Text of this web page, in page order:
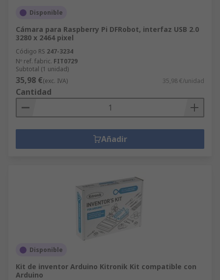
Disponible
Cámara para Raspberry Pi DFRobot, interfaz USB 2.0
3280 x 2464 pixel
Código RS 247-3234
Nº ref. fabric. FIT0729
Subtotal (1 unidad)
35,98 €(exc. IVA) 35,98 €/unidad
Cantidad
Añadir
Disponible
Kit de inventor Arduino Kitronik Kit compatible con
Arduino